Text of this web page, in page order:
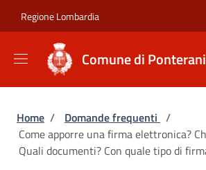
Regione Lombardia
Comune di
Briciole di pane
Home / Domande frequenti /
Come apporre una firma elettronica?
Quali documenti? Con quale tipo di